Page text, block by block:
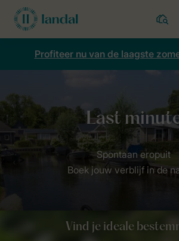
Parken
Profiteer nu van de laagste
Home
Boek jouw verblijf in de